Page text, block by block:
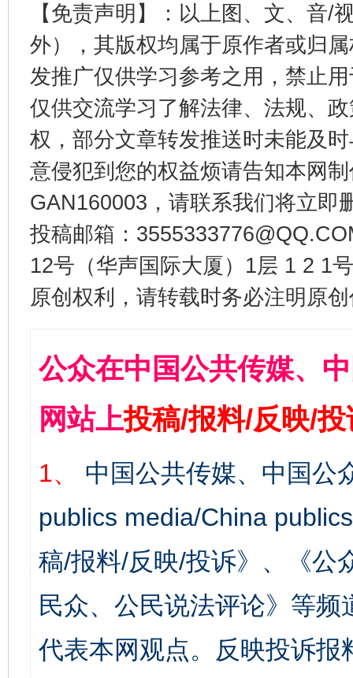
【免责声明】：以上图、文、音/
外），其版权均属于原作者或归
发推广仅供学习参考之用，禁止
仅供交流学习了解法律、法规、
权，部分文章转发推送时未能及
意侵犯到您的权益烦请告知本网
GAN160003，请联系我们将立即
投稿邮箱：
12号（华声国际大厦）1层 1 2 1
原创权利，请转载时务必注明原
公众在中国公共传媒、
网站上投稿/报料/反映/
1、
中国公共传媒、中国公
publics media/China
稿/报料/反映/投诉》、《公
民众、公民说法评论》等
代表本网观点。反映投诉